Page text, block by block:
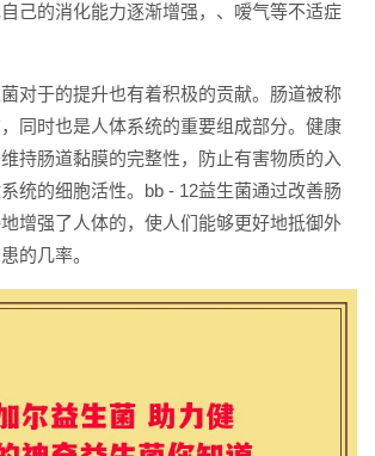
己的消化能力逐渐增强，、嗳气等不适症
对于的提升也有着积极的贡献。肠道被称
同时也是人体系统的重要组成部分。健康
持肠道黏膜的完整性，防止有害物质的入
统的细胞活性。bb - 12益生菌通过改善肠
增强了人体的，使人们能够更好地抵御外
的几率。